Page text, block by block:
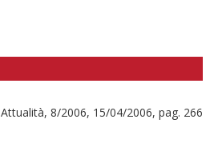
Attualità, 8/2006, 15/04/2006, pag. 266